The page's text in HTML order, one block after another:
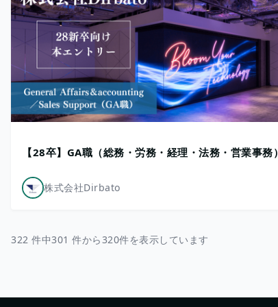
【28卒】GA職（総務・労務・経理・法務・営業事務）
株式会社Dirbato
322 件中301 件から320件を表示しています